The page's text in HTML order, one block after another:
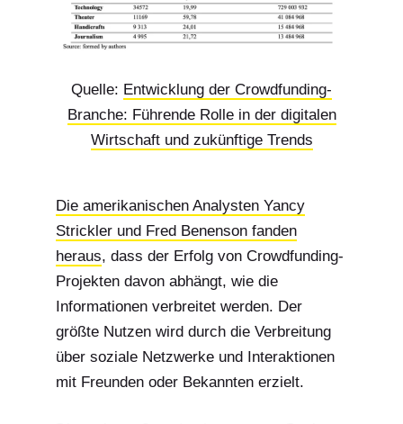
Quelle: Entwicklung der Crowdfunding-
Branche: Führende Rolle in der digitalen
Wirtschaft und zukünftige Trends
Die amerikanischen Analysten Yancy
Strickler und Fred Benenson fanden
heraus, dass der Erfolg von Crowdfunding-
Projekten davon abhängt, wie die
Informationen verbreitet werden. Der
größte Nutzen wird durch die Verbreitung
über soziale Netzwerke und Interaktionen
mit Freunden oder Bekannten erzielt.